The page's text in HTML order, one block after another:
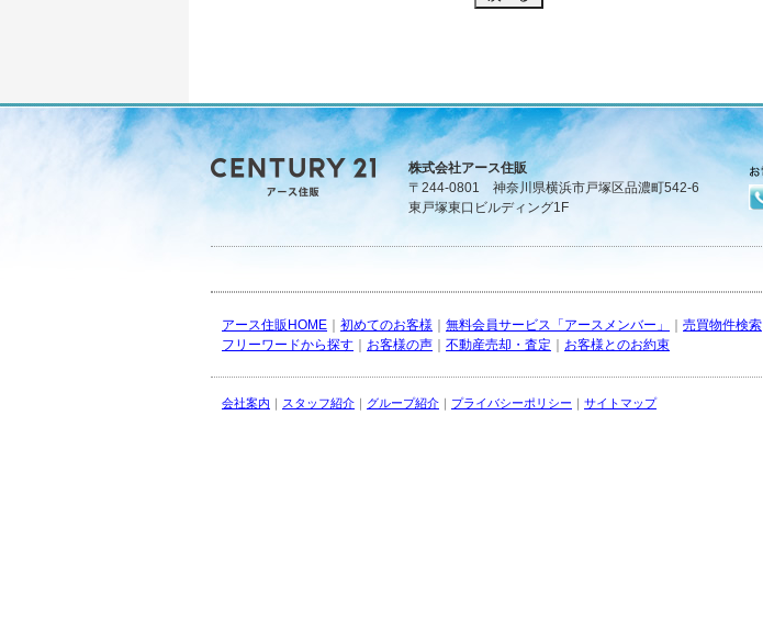
株式会社アース住販
〒244-0801 神奈川県横浜市戸塚区品濃町542-6
東戸塚東口ビルディング1F
アース住販HOME 初めてのお客様 無料会員サービス「アースメンバー」 売買物件検索
フリーワードから探す
お客様の声 不動産売却・査定 お客様とのお約束
会社案内 ｜ スタッフ紹介 ｜ グループ紹介 ｜ プライバシーポリシー ｜ サイトマップ